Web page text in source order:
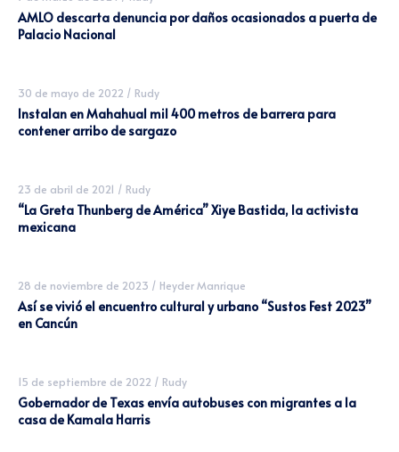
AMLO descarta denuncia por daños ocasionados a puerta de
Palacio Nacional
30 de mayo de 2022 / Rudy
Instalan en Mahahual mil 400 metros de barrera para
contener arribo de sargazo
23 de abril de 2021 / Rudy
“La Greta Thunberg de América” Xiye Bastida, la activista
mexicana
28 de noviembre de 2023 / Heyder Manrique
Así se vivió el encuentro cultural y urbano “Sustos Fest 2023”
en Cancún
15 de septiembre de 2022 / Rudy
Gobernador de Texas envía autobuses con migrantes a la
casa de Kamala Harris